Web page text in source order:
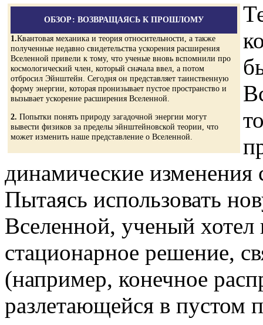
ОБЗОР: ВОЗВРАЩАЯСЬ К ПРОШЛОМУ
1.Квантовая механика и теория относительности, а также
полученные недавно свидетельства ускорения расширения
Вселенной привели к тому, что ученые вновь вспомнили про
космологический член, который сначала ввел, а потом
отбросил Эйнштейн. Сегодня он представляет таинственную
форму энергии, которая пронизывает пустое пространство и
вызывает ускорение расширения Вселенной.
2. Попытки понять природу загадочной энергии могут
вывести физиков за пределы эйнштейновской теории, что
может изменить наше представление о Вселенной.
динамические изменения
Пытаясь использовать
Вселенной, ученый хотел
стационарное решение,
(например, конечное
разлетающейся в пустом